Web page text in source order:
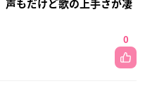
声もだけど歌の上手さが凄
0